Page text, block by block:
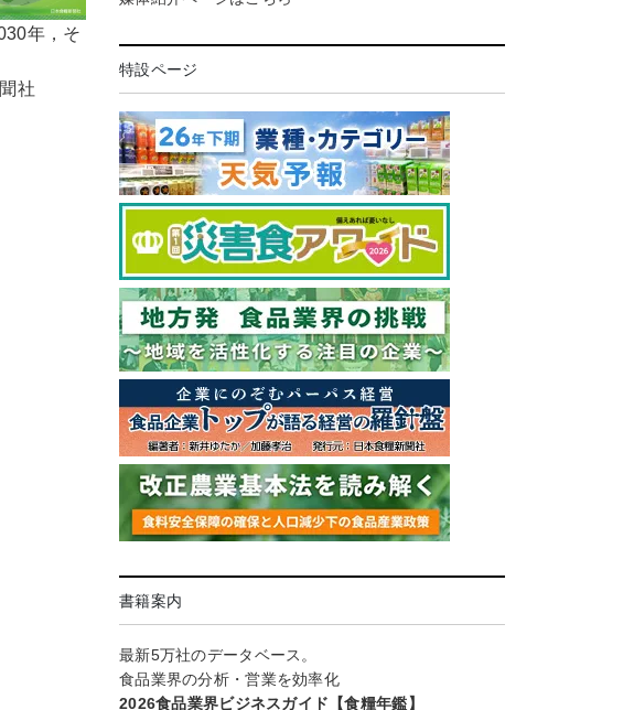
年，そ
社
特設ページ
書籍案内
最新5万社のデータベース。
食品業界の分析・営業を効率化
2026食品業界ビジネスガイド【食糧年鑑】